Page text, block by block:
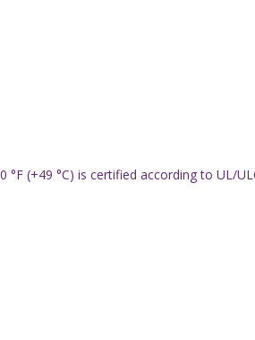
(+49 °C) is certified according to UL/